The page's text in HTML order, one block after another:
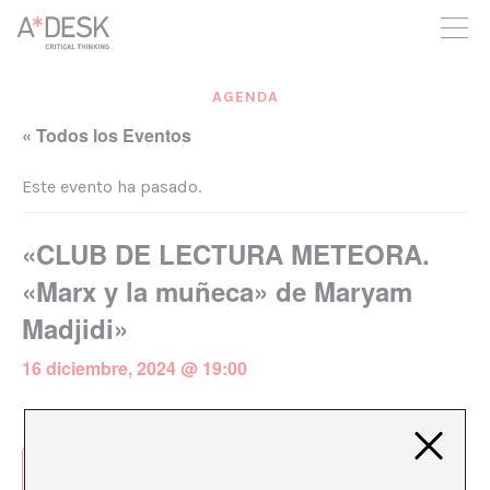
crees también en A*DESK seguimos necesitándote para poder
seguir adelante. Ahora puedes participar del proyecto y
apoyarlo.
AGENDA
« Todos los Eventos
Este evento ha pasado.
«CLUB DE LECTURA METEORA.
«Marx y la muñeca» de Maryam
Madjidi»
16 diciembre, 2024 @ 19:00